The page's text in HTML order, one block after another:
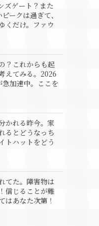
ズゲート？また
ークは過ぎて、
くだけ。ファウ
？これからも起
えてみる。2026
加速中。ここを
かれる昨今。家
るとどうなっち
トハットをどう
てた。障害物は
信じることが難
はあなた次第！